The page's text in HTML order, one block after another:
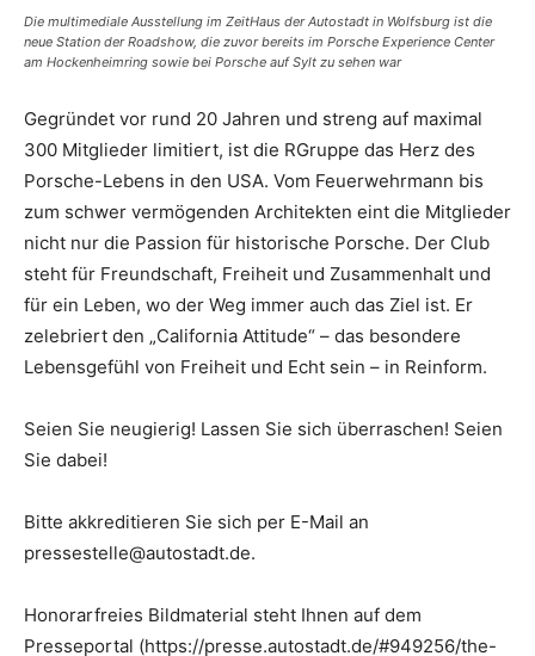
Die multimediale Ausstellung im ZeitHaus der Autostadt in Wolfsburg ist die
neue Station der Roadshow, die zuvor bereits im Porsche Experience Center
am Hockenheimring sowie bei Porsche auf Sylt zu sehen war
Gegründet vor rund 20 Jahren und streng auf maximal
300 Mitglieder limitiert, ist die RGruppe das Herz des
Porsche-Lebens in den USA. Vom Feuerwehrmann bis
zum schwer vermögenden Architekten eint die Mitglieder
nicht nur die Passion für historische Porsche. Der Club
steht für Freundschaft, Freiheit und Zusammenhalt und
für ein Leben, wo der Weg immer auch das Ziel ist. Er
zelebriert den „California Attitude“ – das besondere
Lebensgefühl von Freiheit und Echt sein – in Reinform.
Seien Sie neugierig! Lassen Sie sich überraschen! Seien
Sie dabei!
Bitte akkreditieren Sie sich per E-Mail an
pressestelle@autostadt.de.
Honorarfreies Bildmaterial steht Ihnen auf dem
Presseportal (https://presse.autostadt.de/#949256/the-